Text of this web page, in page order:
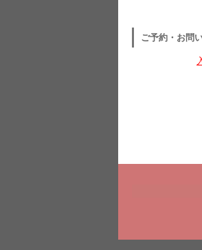
ご予約・お問